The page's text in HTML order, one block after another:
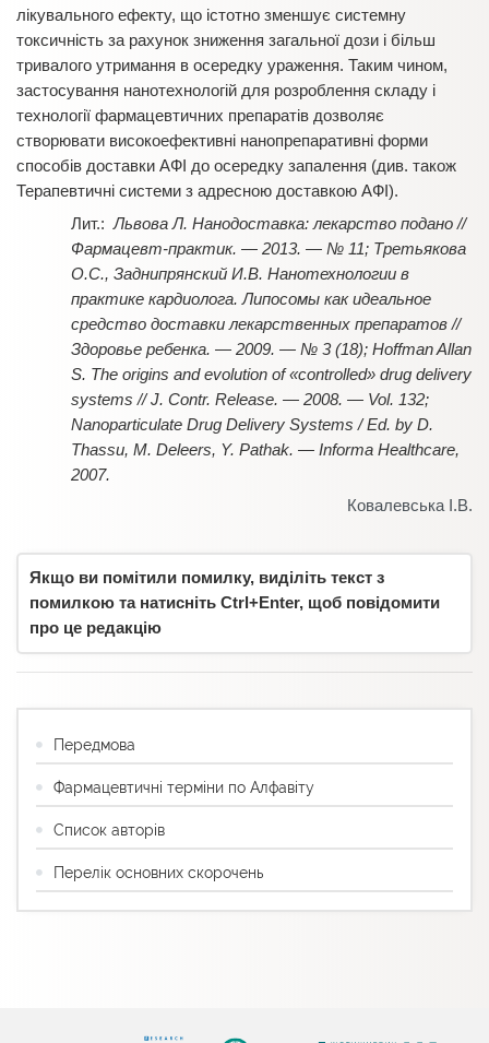
лікувального ефекту, що істотно зменшує системну
токсичність за рахунок зниження загальної дози і більш
тривалого утримання в осередку ураження. Таким чином,
застосування нанотехнологій для розроблення складу і
технології фармацевтичних препаратів дозволяє
створювати високоефективні нанопрепаративні форми
способів доставки АФІ до осередку запалення (див. також
Терапевтичні системи з адресною доставкою АФІ).
Львова Л. Нанодоставка: лекарство подано //
Фармацевт-практик. — 2013. — № 11; Третьякова
О.С., Заднипрянский И.В. Нанотехнологии в
практике кардиолога. Липосомы как идеальное
средство доставки лекарственных препаратов //
Здоровье ребенка. — 2009. — № 3 (18); Hoffman Allan
S. The origins and evolution of «controlled» drug delivery
systems // J. Contr. Release. — 2008. — Vol. 132;
Nanoparticulate Drug Delivery Systems / Ed. by D.
Thassu, M. Deleers, Y. Pathak. — Informa Healthcare,
2007.
Ковалевська І.В.
Якщо ви помітили помилку, виділіть текст з
помилкою та натисніть Ctrl+Enter, щоб повідомити
про це редакцію
Передмова
Фармацевтичні терміни по Алфавіту
Список авторів
Перелік основних скорочень